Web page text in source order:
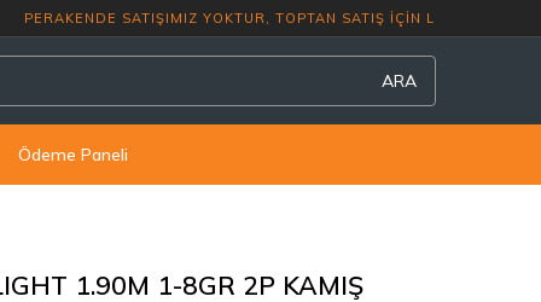
PERAKENDE SATIŞIMIZ YOKTUR,
ARA
Ödeme Paneli
1.90M 1-8GR 2P KAMIŞ